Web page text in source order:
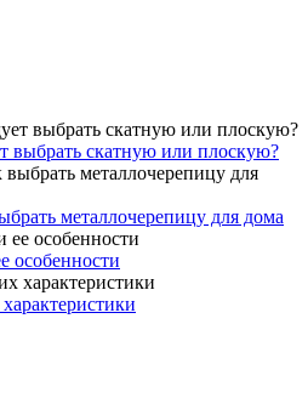
выбрать скатную или плоскую?
металлочерепицу для дома
особенности